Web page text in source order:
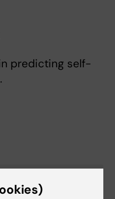
predicting self-
aspekter